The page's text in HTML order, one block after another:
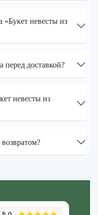
«Букет невесты из
перед доставкой?
невесты из